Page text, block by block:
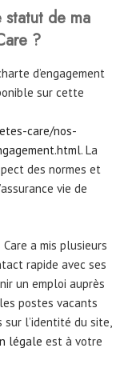
statut de ma
?
d’engagement
sur cette
care/nos-
. La
des normes et
vie de
a mis plusieurs
rapide avec ses
un emploi auprès
postes vacants
sur l’identité du site,
légale est à votre